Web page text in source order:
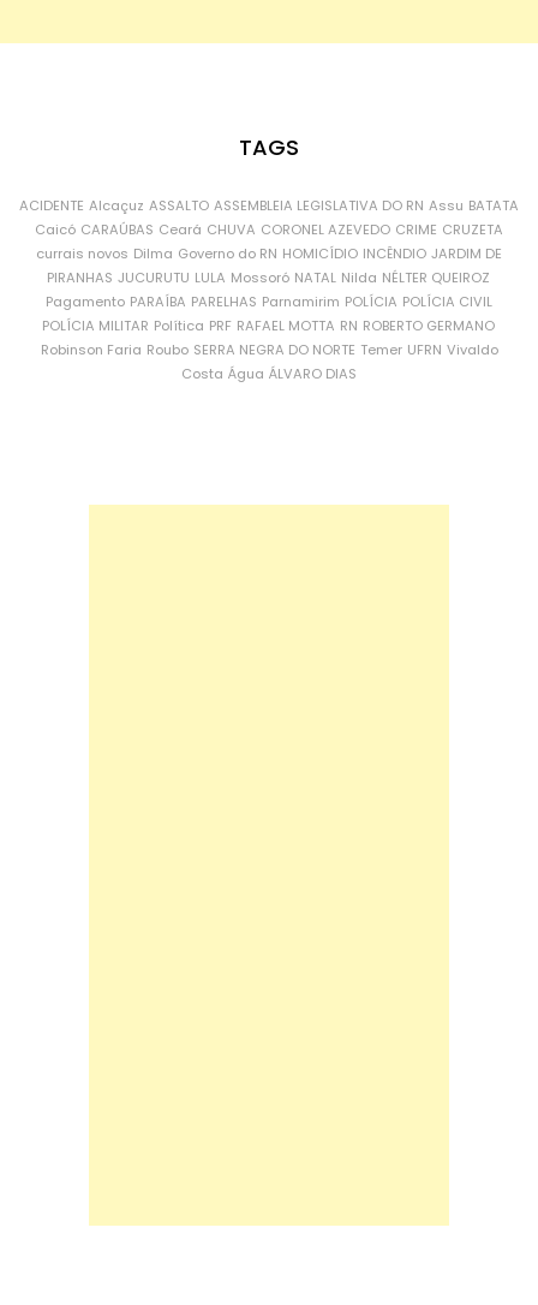
TAGS
ACIDENTE Alcaçuz ASSALTO ASSEMBLEIA LEGISLATIVA DO RN Assu BATATA
Caicó CARAÚBAS Ceará CHUVA CORONEL AZEVEDO CRIME CRUZETA
currais novos Dilma Governo do RN HOMICÍDIO INCÊNDIO JARDIM DE
PIRANHAS JUCURUTU LULA Mossoró NATAL Nilda NÉLTER QUEIROZ
Pagamento PARAÍBA PARELHAS Parnamirim POLÍCIA POLÍCIA CIVIL
POLÍCIA MILITAR Política PRF RAFAEL MOTTA RN ROBERTO GERMANO
Robinson Faria Roubo SERRA NEGRA DO NORTE Temer UFRN Vivaldo
Costa Água ÁLVARO DIAS